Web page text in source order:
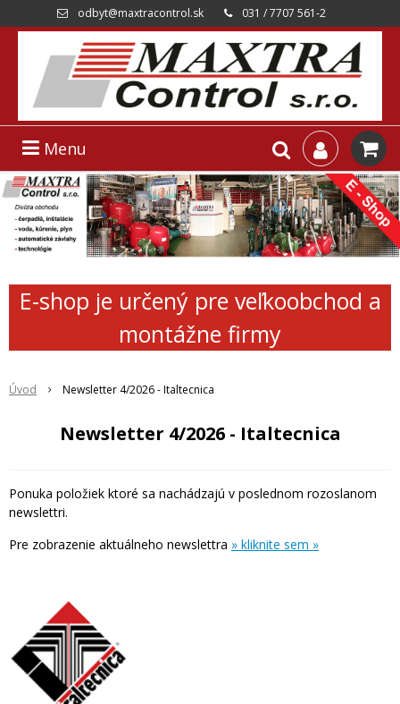
odbyt@maxtracontrol.sk 031 / 7707 561-2
Menu
E-shop je určený pre veľkoobchod a
montážne firmy
Úvod Newsletter 4/2026 - Italtecnica
Newsletter 4/2026 - Italtecnica
Ponuka položiek ktoré sa nachádzajú v poslednom rozoslanom
newslettri.
Pre zobrazenie aktuálneho newslettra » kliknite sem »